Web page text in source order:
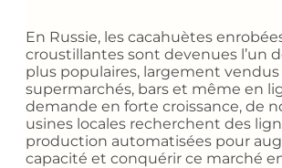
En Russie, les cacahuètes
croustillantes sont devenues l’un
plus populaires, largement vendus
supermarchés, bars et même en
demande en forte croissance, de
usines locales recherchent des
production automatisées pour
capacité et conquérir ce marché